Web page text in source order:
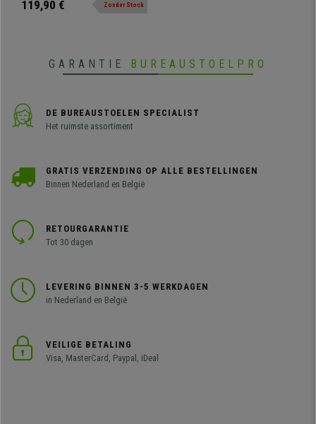
diverse kleuren.
119,90 € Zonder Stock
GARANTIE BUREAUSTOELPRO
DE BUREAUSTOELEN SPECIALIST
Het ruimste assortiment
GRATIS VERZENDING OP ALLE BESTELLINGEN
Binnen Nederland en België
RETOURGARANTIE
Tot 30 dagen
LEVERING BINNEN 3-5 WERKDAGEN
in Nederland en België
VEILIGE BETALING
Visa, MasterCard, Paypal, iDeal